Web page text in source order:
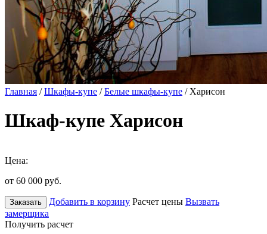
Главная /Шкафы-купе /Белые шкафы-купе / Харисон
Шкаф-купе Харисон
Цена:
от 60 000 руб.
Заказать Добавить в корзину Расчет цены Вызвать
замерщика
Получить расчет